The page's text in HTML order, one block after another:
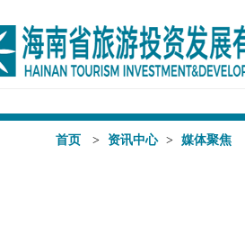
首页 > 资讯中心 > 媒体聚焦